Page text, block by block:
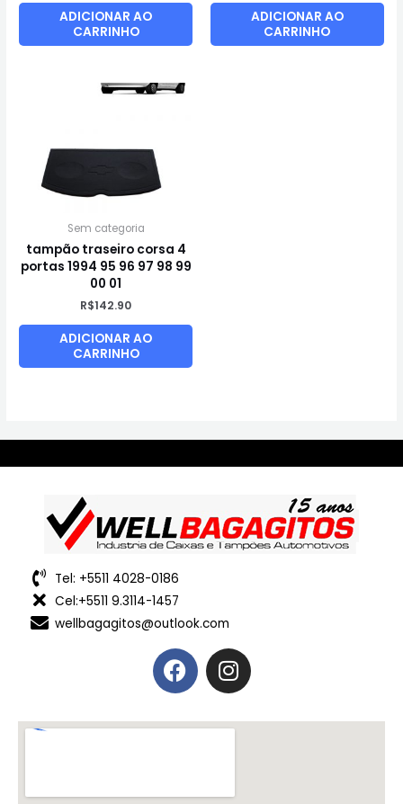
ADICIONAR AO
CARRINHO
ADICIONAR AO
CARRINHO
Sem categoria
tampão traseiro corsa 4
portas 1994 95 96 97 98 99
00 01
R$142.90
ADICIONAR AO
CARRINHO
Tel: +5511 4028-0186
Cel:+5511 9.3114-1457
wellbagagitos@outlook.com